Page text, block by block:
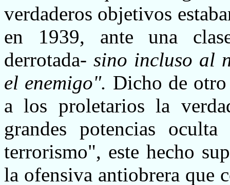
verdaderos objetivos
en 1939, ante una
derrotada- sino incluso al
el enemigo". Dicho de
a los proletarios la
grandes potencias
terrorismo", este hecho
la ofensiva antiobrera que